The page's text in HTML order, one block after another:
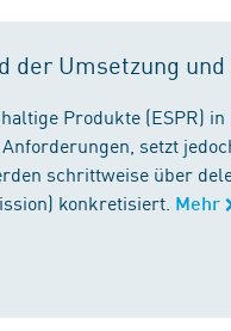
der Umsetzung
Produkte (ESPR)
setzt
schrittweise über
konkretisiert. Mehr